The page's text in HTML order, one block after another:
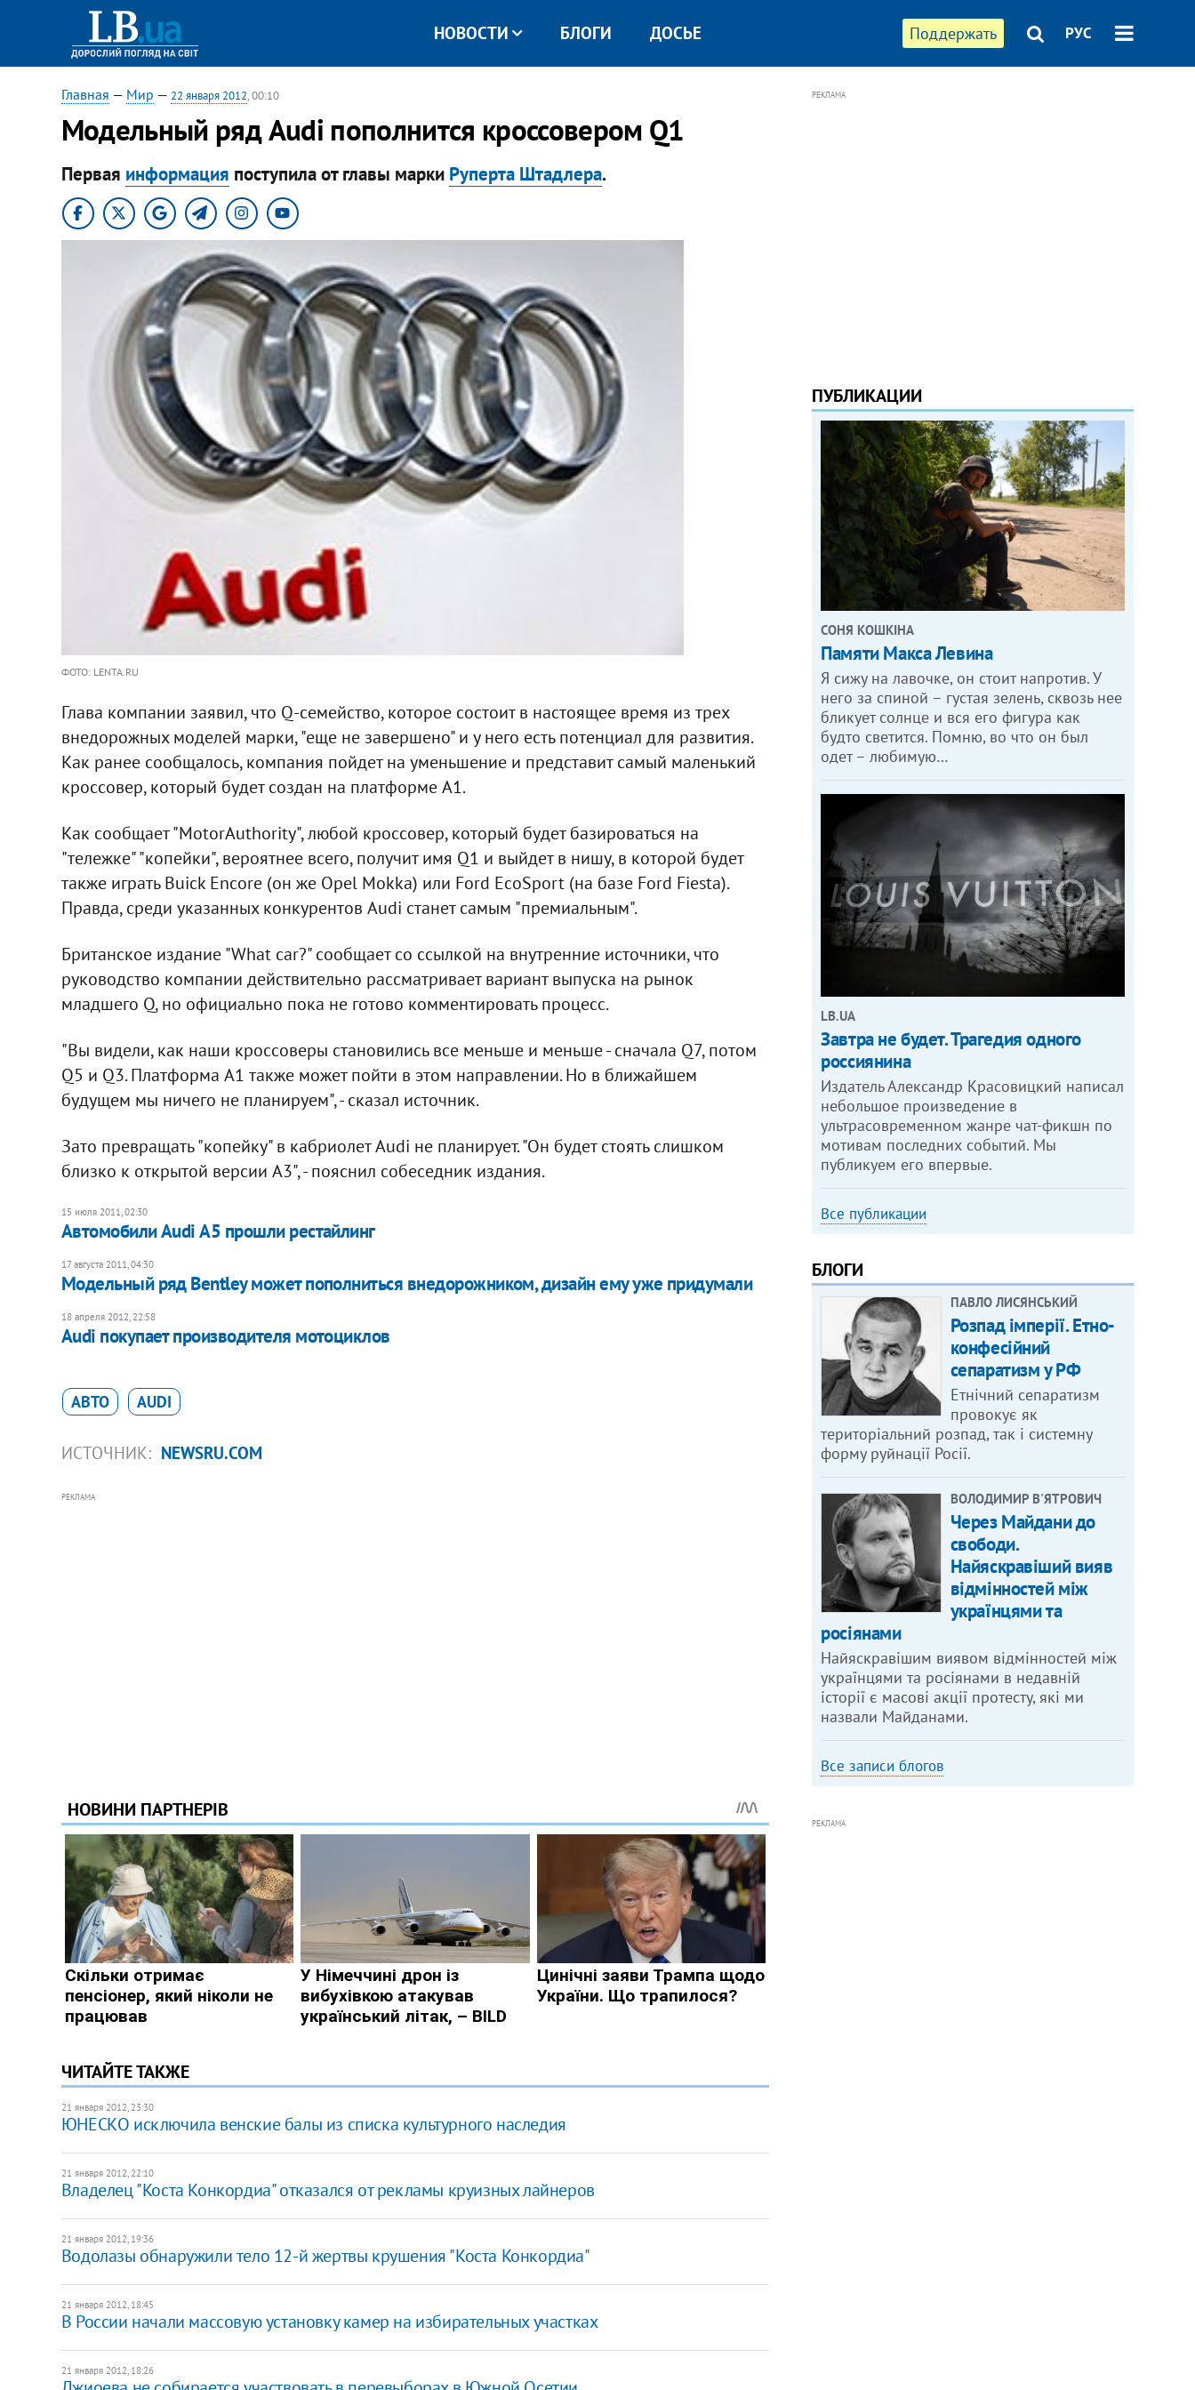
Поддержать РУС
НОВОСТИ БЛОГИ ДОСЬЕ
Главная — Мир — 22 января 2012, 00:10
Модельный ряд Audi пополнится кроссовером Q1
Первая информация поступила от главы марки Руперта Штадлера.
ФОТО: LENTA.RU
Глава компании заявил, что Q-семейство, которое состоит в настоящее время из трех
внедорожных моделей марки, "еще не завершено" и у него есть потенциал для развития.
Как ранее сообщалось, компания пойдет на уменьшение и представит самый маленький
кроссовер, который будет создан на платформе A1.
Как сообщает "MotorAuthority", любой кроссовер, который будет базироваться на
"тележке" "копейки", вероятнее всего, получит имя Q1 и выйдет в нишу, в которой будет
также играть Buick Encore (он же Opel Mokka) или Ford EcoSport (на базе Ford Fiesta).
Правда, среди указанных конкурентов Audi станет самым "премиальным".
Британское издание "What car?" сообщает со ссылкой на внутренние источники, что
руководство компании действительно рассматривает вариант выпуска на рынок
младшего Q, но официально пока не готово комментировать процесс.
"Вы видели, как наши кроссоверы становились все меньше и меньше - сначала Q7, потом
Q5 и Q3. Платформа A1 также может пойти в этом направлении. Но в ближайшем
будущем мы ничего не планируем", - сказал источник.
Зато превращать "копейку" в кабриолет Audi не планирует. "Он будет стоять слишком
близко к открытой версии A3", - пояснил собеседник издания.
15 июля 2011, 02:30
Автомобили Audi А5 прошли рестайлинг
17 августа 2011, 04:30
Модельный ряд Bentley может пополниться внедорожником, дизайн ему уже придумали
18 апреля 2012, 22:58
Audi покупает производителя мотоциклов
АВТО AUDI
ИСТОЧНИК: NEWSRU.COM
РЕКЛАМА
ЧИТАЙТЕ ТАКЖЕ
21 января 2012, 23:30
ЮНЕСКО исключила венские балы из списка культурного наследия
21 января 2012, 22:10
Владелец "Коста Конкордиа" отказался от рекламы круизных лайнеров
21 января 2012, 19:36
Водолазы обнаружили тело 12-й жертвы крушения "Коста Конкордиа"
21 января 2012, 18:45
В России начали массовую установку камер на избирательных участках
21 января 2012, 18:26
РЕКЛАМА
ПУБЛИКАЦИИ
СОНЯ КОШКІНА
Памяти Макса Левина
Я сижу на лавочке, он стоит напротив. У
него за спиной – густая зелень, сквозь нее
бликует солнце и вся его фигура как
будто светится. Помню, во что он был
одет – любимую…
LB.UA
Завтра не будет. Трагедия одного
россиянина
Издатель Александр Красовицкий написал
небольшое произведение в
ультрасовременном жанре чат-фикшн по
мотивам последних событий. Мы
публикуем его впервые.
Все публикации
БЛОГИ
ПАВЛО ЛИСЯНСЬКИЙ
Розпад імперії. Етно-
конфесійний
сепаратизм у РФ
Етнічний сепаратизм
провокує як
територіальний розпад, так і системну
форму руйнації Росії.
ВОЛОДИМИР В'ЯТРОВИЧ
Через Майдани до
свободи.
Найяскравіший вияв
відмінностей між
українцями та
росіянами
Найяскравішим виявом відмінностей між
українцями та росіянами в недавній
історії є масові акції протесту, які ми
назвали Майданами.
Все записи блогов
РЕКЛАМА